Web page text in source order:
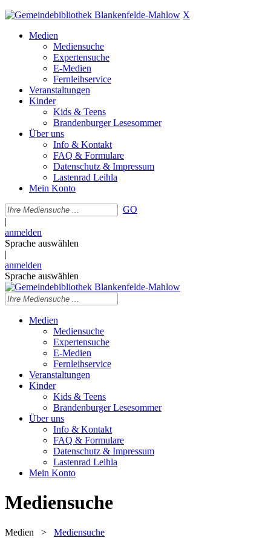
X
Medien
Mediensuche
Expertensuche
E-Medien
Fernleihservice
Veranstaltungen
Kinder
Kids & Teens
Brandenburger Lesesommer
Über uns
Info & Kontakt
FAQ & Formulare
Datenschutz & Impressum
Lastenrad Leihla
Mein Konto
GO
|
anmelden
Sprache auswählen
|
anmelden
Sprache auswählen
Medien
Mediensuche
Expertensuche
E-Medien
Fernleihservice
Veranstaltungen
Kinder
Kids & Teens
Brandenburger Lesesommer
Über uns
Info & Kontakt
FAQ & Formulare
Datenschutz & Impressum
Lastenrad Leihla
Mein Konto
Mediensuche
Medien > Mediensuche